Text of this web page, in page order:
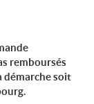
remboursés
démarche soit